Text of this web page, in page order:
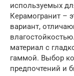
используемых
Керамогранит –
вариант,
материал с
гаммой. Выбор
предпочтений и